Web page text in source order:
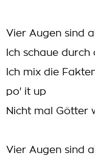
Vier Augen sind
Ich schaue
Ich mix die
po' it up
Nicht mal Götter
Vier Augen sind